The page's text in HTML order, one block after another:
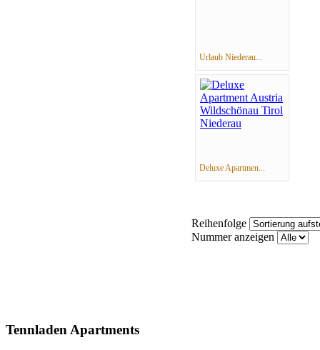
Urlaub Niederau...
Deluxe Apartmen...
Reihenfolge
Nummer anzeigen
Tennladen Apartments